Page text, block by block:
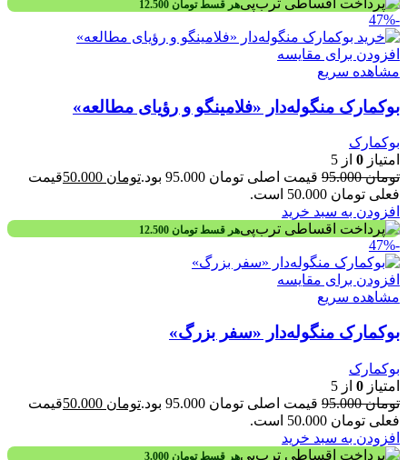
هر قسطتومان
-47%
افزودن برای مقایسه
مشاهده سریع
بوکمارک منگوله‌دار «فلامینگو و رؤیای مطالعه»
بوکمارک
امتیاز 0 از 5
تومان95.000 قیمت اصلی تومان 95.000 بود. تومان
قیمت
فعلی تومان 50.000 است.
افزودن به سبد خرید
هر قسطتومان
-47%
افزودن برای مقایسه
مشاهده سریع
بوکمارک منگوله‌دار «سفر بزرگ»
بوکمارک
امتیاز 0 از 5
تومان95.000 قیمت اصلی تومان 95.000 بود. تومان
قیمت
فعلی تومان 50.000 است.
افزودن به سبد خرید
هر قسطتومان